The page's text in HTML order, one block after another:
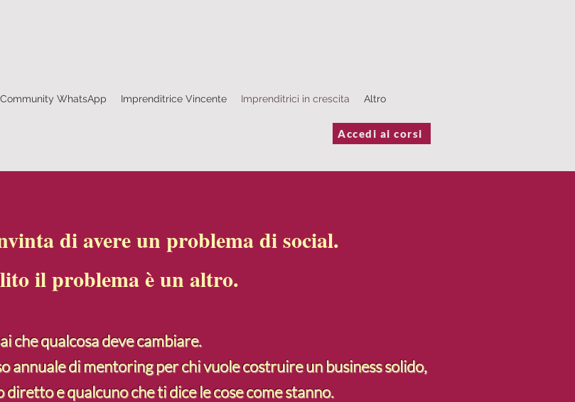
Community WhatsApp Imprenditrice Vincente Imprenditrici in crescita Altro
Accedi ai corsi
di avere un problema di social.
il problema è un altro.
che qualcosa deve cambiare.
annuale di mentoring per chi vuole costruire un business solido,
e qualcuno che ti dice le cose come stanno.